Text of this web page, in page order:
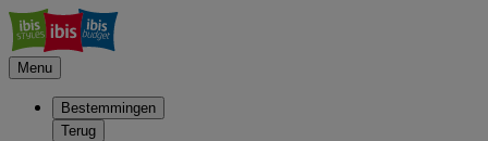
Menu
Bestemmingen
Terug